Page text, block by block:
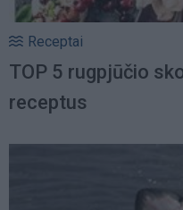
Receptai
TOP 5 rugpjūčio
receptus